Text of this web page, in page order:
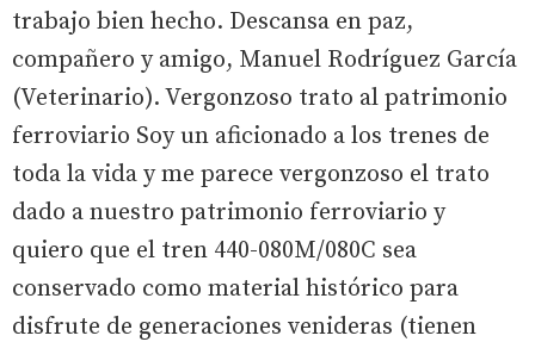
trabajo bien hecho. Descansa en paz,
compañero y amigo, Manuel Rodríguez García
(Veterinario). Vergonzoso trato al patrimonio
ferroviario Soy un aficionado a los trenes de
toda la vida y me parece vergonzoso el trato
dado a nuestro patrimonio ferroviario y
quiero que el tren 440-080M/080C sea
conservado como material histórico para
disfrute de generaciones venideras (tienen